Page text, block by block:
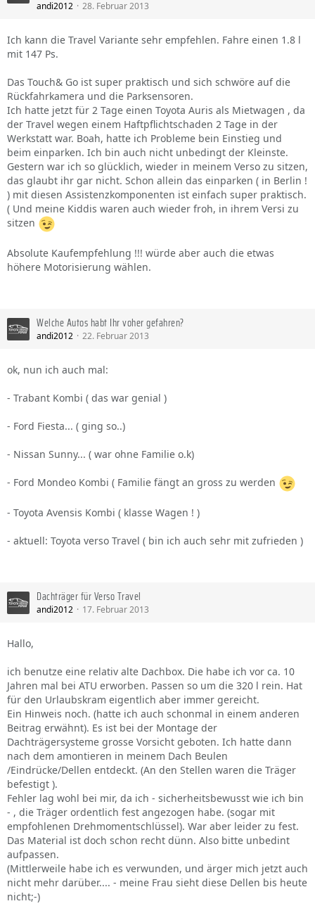
andi2012 28. Februar 2013
Ich kann die Travel Variante sehr empfehlen. Fahre einen 1.8 l
mit 147 Ps.
Das Touch& Go ist super praktisch und sich schwöre auf die
Rückfahrkamera und die Parksensoren.
Ich hatte jetzt für 2 Tage einen Toyota Auris als Mietwagen , da
der Travel wegen einem Haftpflichtschaden 2 Tage in der
Werkstatt war. Boah, hatte ich Probleme bein Einstieg und
beim einparken. Ich bin auch nicht unbedingt der Kleinste.
Gestern war ich so glücklich, wieder in meinem Verso zu sitzen,
das glaubt ihr gar nicht. Schon allein das einparken ( in Berlin !
) mit diesen Assistenzkomponenten ist einfach super praktisch.
( Und meine Kiddis waren auch wieder froh, in ihrem Versi zu
sitzen
Absolute Kaufempfehlung !!! würde aber auch die etwas
höhere Motorisierung wählen.
Welche Autos habt Ihr voher gefahren?
andi2012 22. Februar 2013
ok, nun ich auch mal:
- Trabant Kombi ( das war genial )
- Ford Fiesta... ( ging so..)
- Nissan Sunny... ( war ohne Familie o.k)
- Ford Mondeo Kombi ( Familie fängt an gross zu werden
- Toyota Avensis Kombi ( klasse Wagen ! )
- aktuell: Toyota verso Travel ( bin ich auch sehr mit zufrieden )
Dachträger für Verso Travel
andi2012 17. Februar 2013
Hallo,
ich benutze eine relativ alte Dachbox. Die habe ich vor ca. 10
Jahren mal bei ATU erworben. Passen so um die 320 l rein. Hat
für den Urlaubskram eigentlich aber immer gereicht.
Ein Hinweis noch. (hatte ich auch schonmal in einem anderen
Beitrag erwähnt). Es ist bei der Montage der
Dachträgersysteme grosse Vorsicht geboten. Ich hatte dann
nach dem amontieren in meinem Dach Beulen
/Eindrücke/Dellen entdeckt. (An den Stellen waren die Träger
befestigt ).
Fehler lag wohl bei mir, da ich - sicherheitsbewusst wie ich bin
- , die Träger ordentlich fest angezogen habe. (sogar mit
empfohlenen Drehmomentschlüssel). War aber leider zu fest.
Das Material ist doch schon recht dünn. Also bitte unbedint
aufpassen.
(Mittlerweile habe ich es verwunden, und ärger mich jetzt auch
nicht mehr darüber.... - meine Frau sieht diese Dellen bis heute
nicht;-)